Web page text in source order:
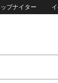
プナイター